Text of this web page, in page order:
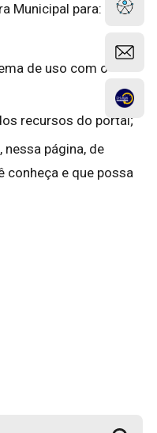
Municipal para:
de uso com o
recursos do portal;
página, de
conheça e que possa